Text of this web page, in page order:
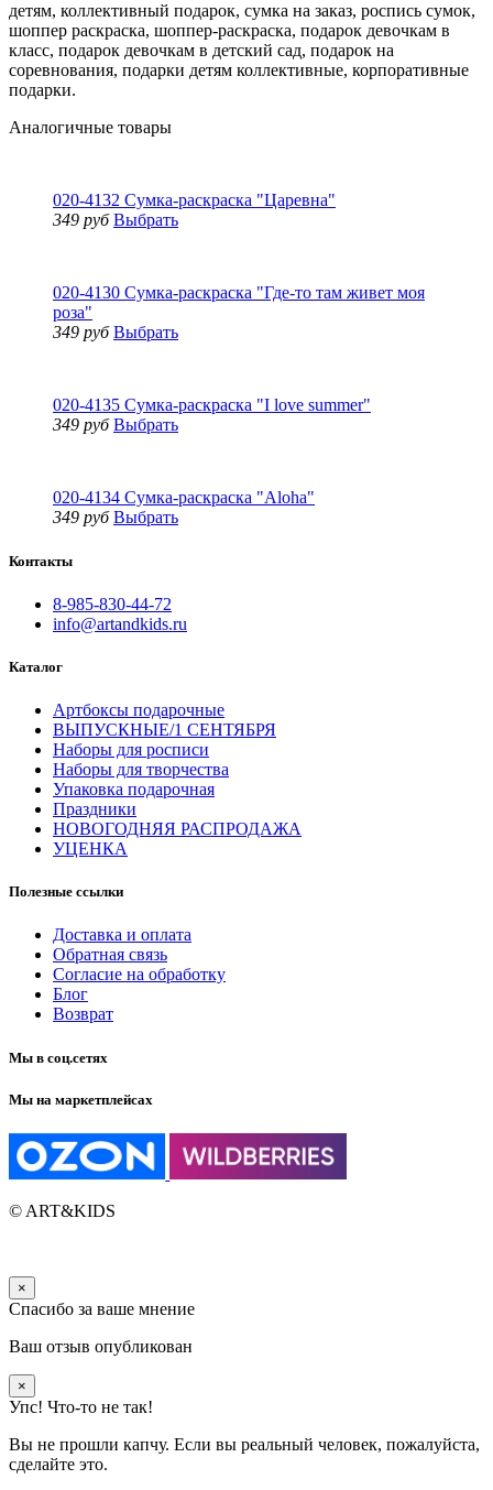
детям, коллективный подарок, сумка на заказ, роспись сумок,
шоппер раскраска, шоппер-раскраска, подарок девочкам в
класс, подарок девочкам в детский сад, подарок на
соревнования, подарки детям коллективные, корпоративные
подарки.
Аналогичные товары
020-4132 Сумка-раскраска "Царевна"
349 руб Выбрать
020-4130 Сумка-раскраска "Где-то там живет моя
роза"
349 руб Выбрать
020-4135 Сумка-раскраска "I love summer"
349 руб Выбрать
020-4134 Сумка-раскраска "Aloha"
349 руб Выбрать
Контакты
8-985-830-44-72
info@artandkids.ru
Каталог
Артбоксы подарочные
ВЫПУСКНЫЕ/1 СЕНТЯБРЯ
Наборы для росписи
Наборы для творчества
Упаковка подарочная
Праздники
НОВОГОДНЯЯ РАСПРОДАЖА
УЦЕНКА
Полезные ссылки
Доставка и оплата
Обратная связь
Согласие на обработку
Блог
Возврат
Мы в соц.сетях
Мы на маркетплейсах
© ART&KIDS
×
Спасибо за ваше мнение
Ваш отзыв опубликован
×
Упс! Что-то не так!
Вы не прошли капчу. Если вы реальный человек, пожалуйста,
сделайте это.